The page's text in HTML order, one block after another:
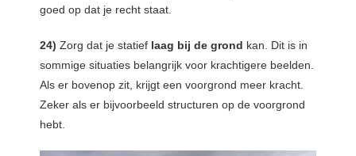
goed op dat je recht staat.
24) Zorg dat je statief laag bij de grond kan. Dit is in
sommige situaties belangrijk voor krachtigere beelden.
Als er bovenop zit, krijgt een voorgrond meer kracht.
Zeker als er bijvoorbeeld structuren op de voorgrond
hebt.